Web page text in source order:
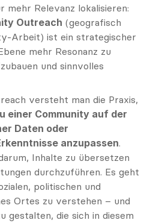
Outreach (geografisch
Arbeit) ist ein strategischer
mehr Resonanz zu
und sinnvolles
einer Community auf der
Daten oder
anzupassen.
Inhalte zu übersetzen
durchzuführen. Es geht
politischen und
Ortes zu verstehen – und
gestalten, die sich in diesem